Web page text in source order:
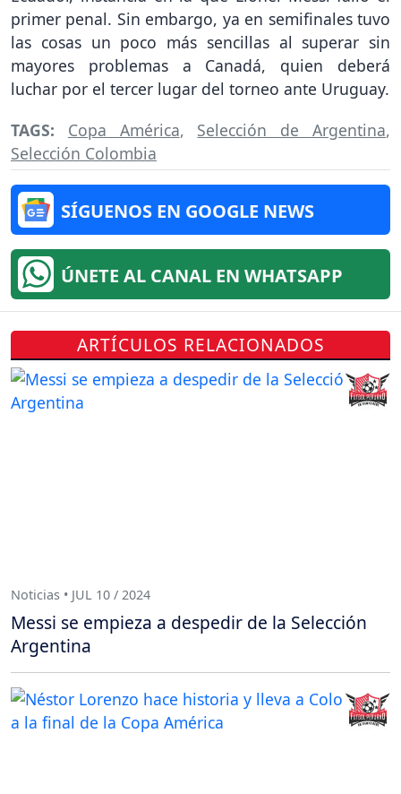
primer penal. Sin embargo, ya en semifinales tuvo
las cosas un poco más sencillas al superar sin
mayores problemas a Canadá, quien deberá
luchar por el tercer lugar del torneo ante Uruguay.
TAGS: Copa América, Selección de Argentina,
Selección Colombia
SÍGUENOS EN GOOGLE NEWS
ÚNETE AL CANAL EN WHATSAPP
ARTÍCULOS RELACIONADOS
Noticias • JUL 10 / 2024
Messi se empieza a despedir de la Selección
Argentina